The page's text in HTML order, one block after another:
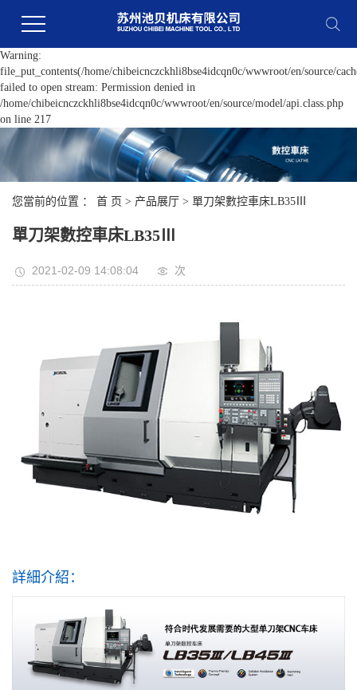
Warning:
file_put_contents(/home/chibeicnczckhli8bse4idcqn0c/wwwroot/en/source/
failed to open stream: Permission denied in
/home/chibeicnczckhli8bse4idcqn0c/wwwroot/en/source/model/api.class.php
on line 217
您當前的位置 ： 首 页 > 产品展厅 > 單刀架數控車床LB35Ⅲ
單刀架數控車床LB35Ⅲ
2021-02-09 14:08:04 次
詳細介紹：